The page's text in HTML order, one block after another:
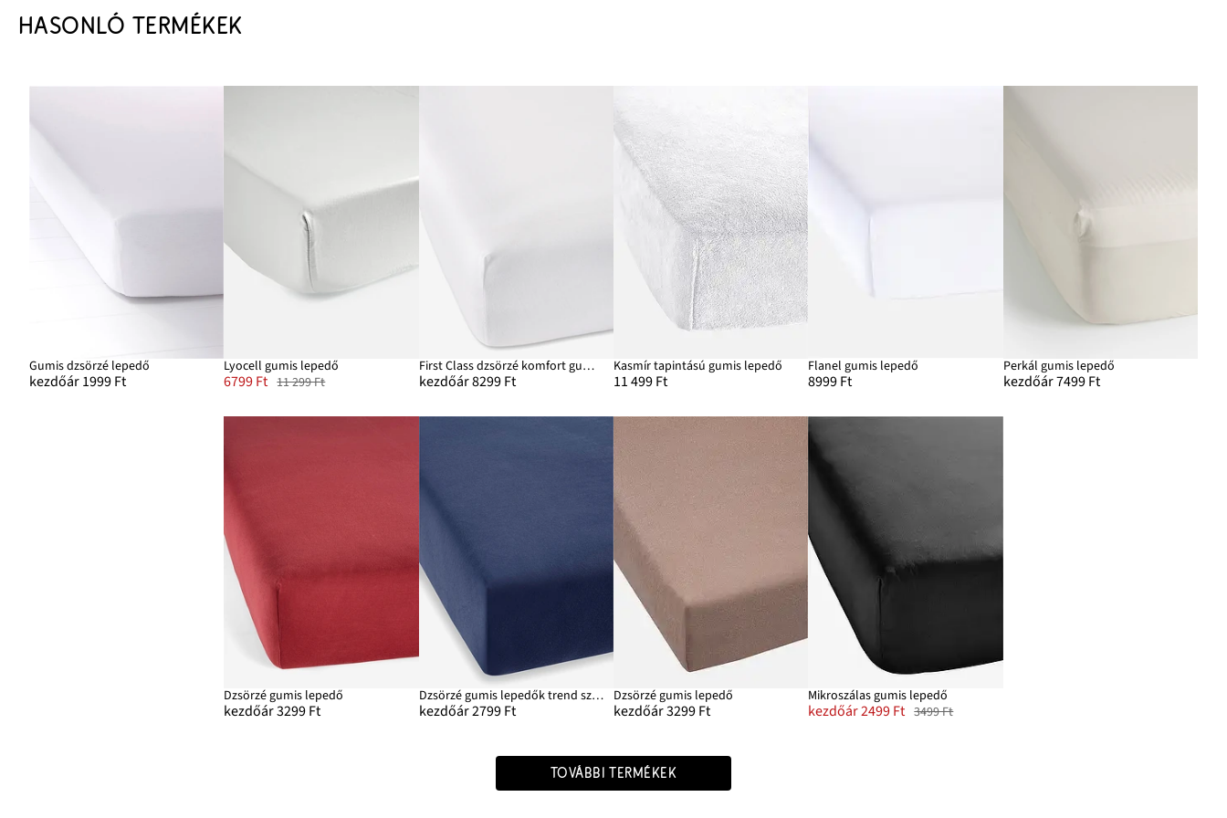
HASONLÓ TERMÉKEK
Gumis dzsörzé lepedő
kezdőár 1999 Ft
Lyocell gumis lepedő
6799 Ft 11 299 Ft
First Class dzsörzé komfort gumis lepedő
kezdőár 8299 Ft
Kasmír tapintású gumis lepedő
11 499 Ft
Flanel gumis lepedő
8999 Ft
Perkál gumis lepedő
kezdőár 7499 Ft
Dzsörzé gumis lepedő
kezdőár 3299 Ft
Dzsörzé gumis lepedők trend színekben
kezdőár 2799 Ft
Dzsörzé gumis lepedő
kezdőár 3299 Ft
Mikroszálas gumis lepedő
kezdőár 2499 Ft 3499 Ft
TOVÁBBI TERMÉKEK